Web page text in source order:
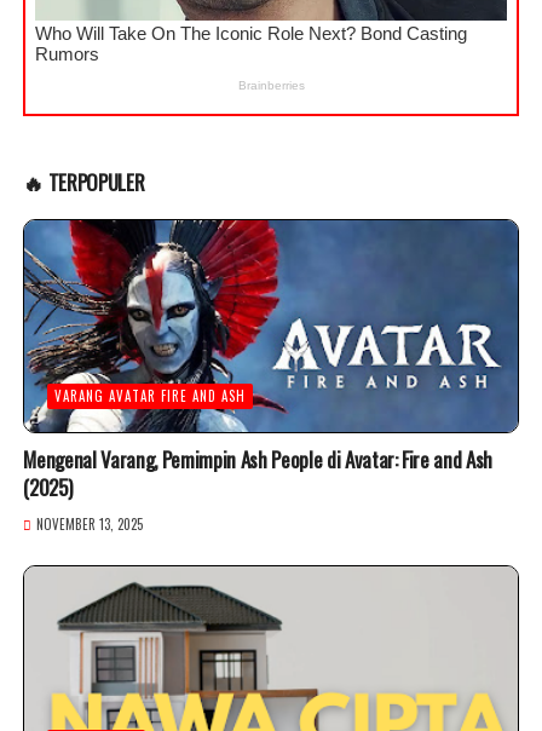
🔥 TERPOPULER
VARANG AVATAR FIRE AND ASH
Mengenal Varang, Pemimpin Ash People di Avatar: Fire and Ash
(2025)
NOVEMBER 13, 2025